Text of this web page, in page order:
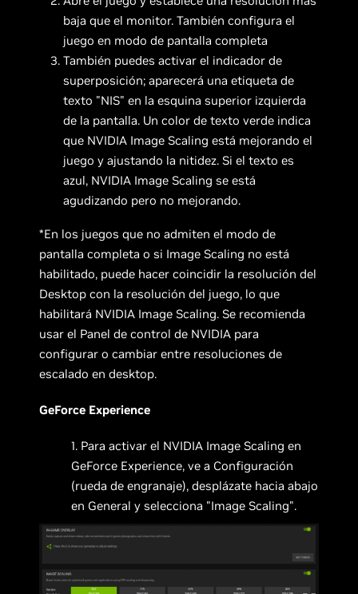
baja que el monitor. También configura el
juego en modo de pantalla completa
También puedes activar el indicador de
superposición; aparecerá una etiqueta de
texto "NIS" en la esquina superior izquierda
de la pantalla. Un color de texto verde indica
que NVIDIA Image Scaling está mejorando el
juego y ajustando la nitidez. Si el texto es
azul, NVIDIA Image Scaling se está
agudizando pero no mejorando.
*En los juegos que no admiten el modo de
pantalla completa o si Image Scaling no está
habilitado, puede hacer coincidir la resolución del
Desktop con la resolución del juego, lo que
habilitará NVIDIA Image Scaling. Se recomienda
usar el Panel de control de NVIDIA para
configurar o cambiar entre resoluciones de
escalado en desktop.
GeForce Experience
1. Para activar el NVIDIA Image Scaling en
GeForce Experience, ve a Configuración
(rueda de engranaje), desplázate hacia abajo
en General y selecciona "Image Scaling".